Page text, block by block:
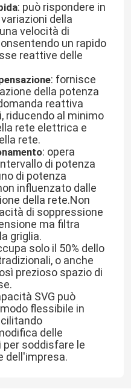
del vfd
vettore
di frequenza
per gru
elettrici con
: può rispondere in
della
velocità di
un rapido
reattive delle
: fornisce
della potenza
reattiva
riducendo al minimo
rete elettrica e
rete.
: opera
di potenza
di potenza
influenzato dalle
della rete.Non
di soppressione
ma filtra
griglia.
solo il 50% dello
o anche
prezioso spazio di
SVG può
flessibile in
delle
soddisfare le
dell'impresa.